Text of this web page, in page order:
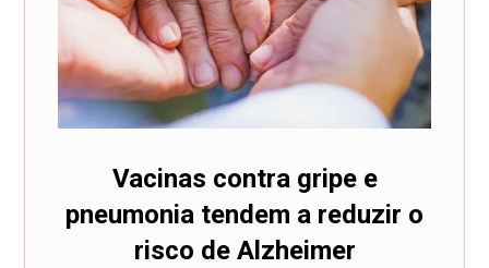
Vacinas contra gripe e
pneumonia tendem a reduzir o
risco de Alzheimer